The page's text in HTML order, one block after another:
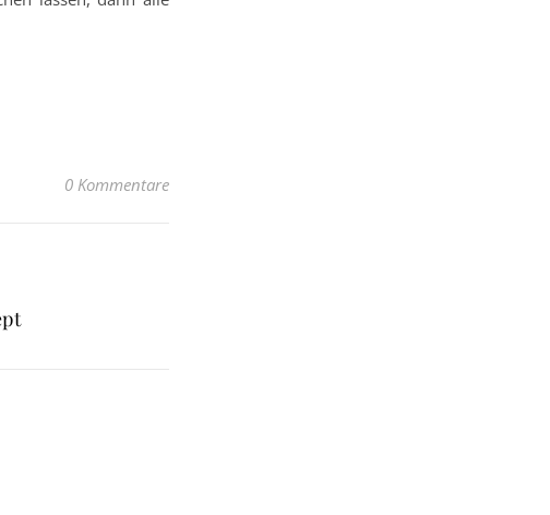
0 Kommentare